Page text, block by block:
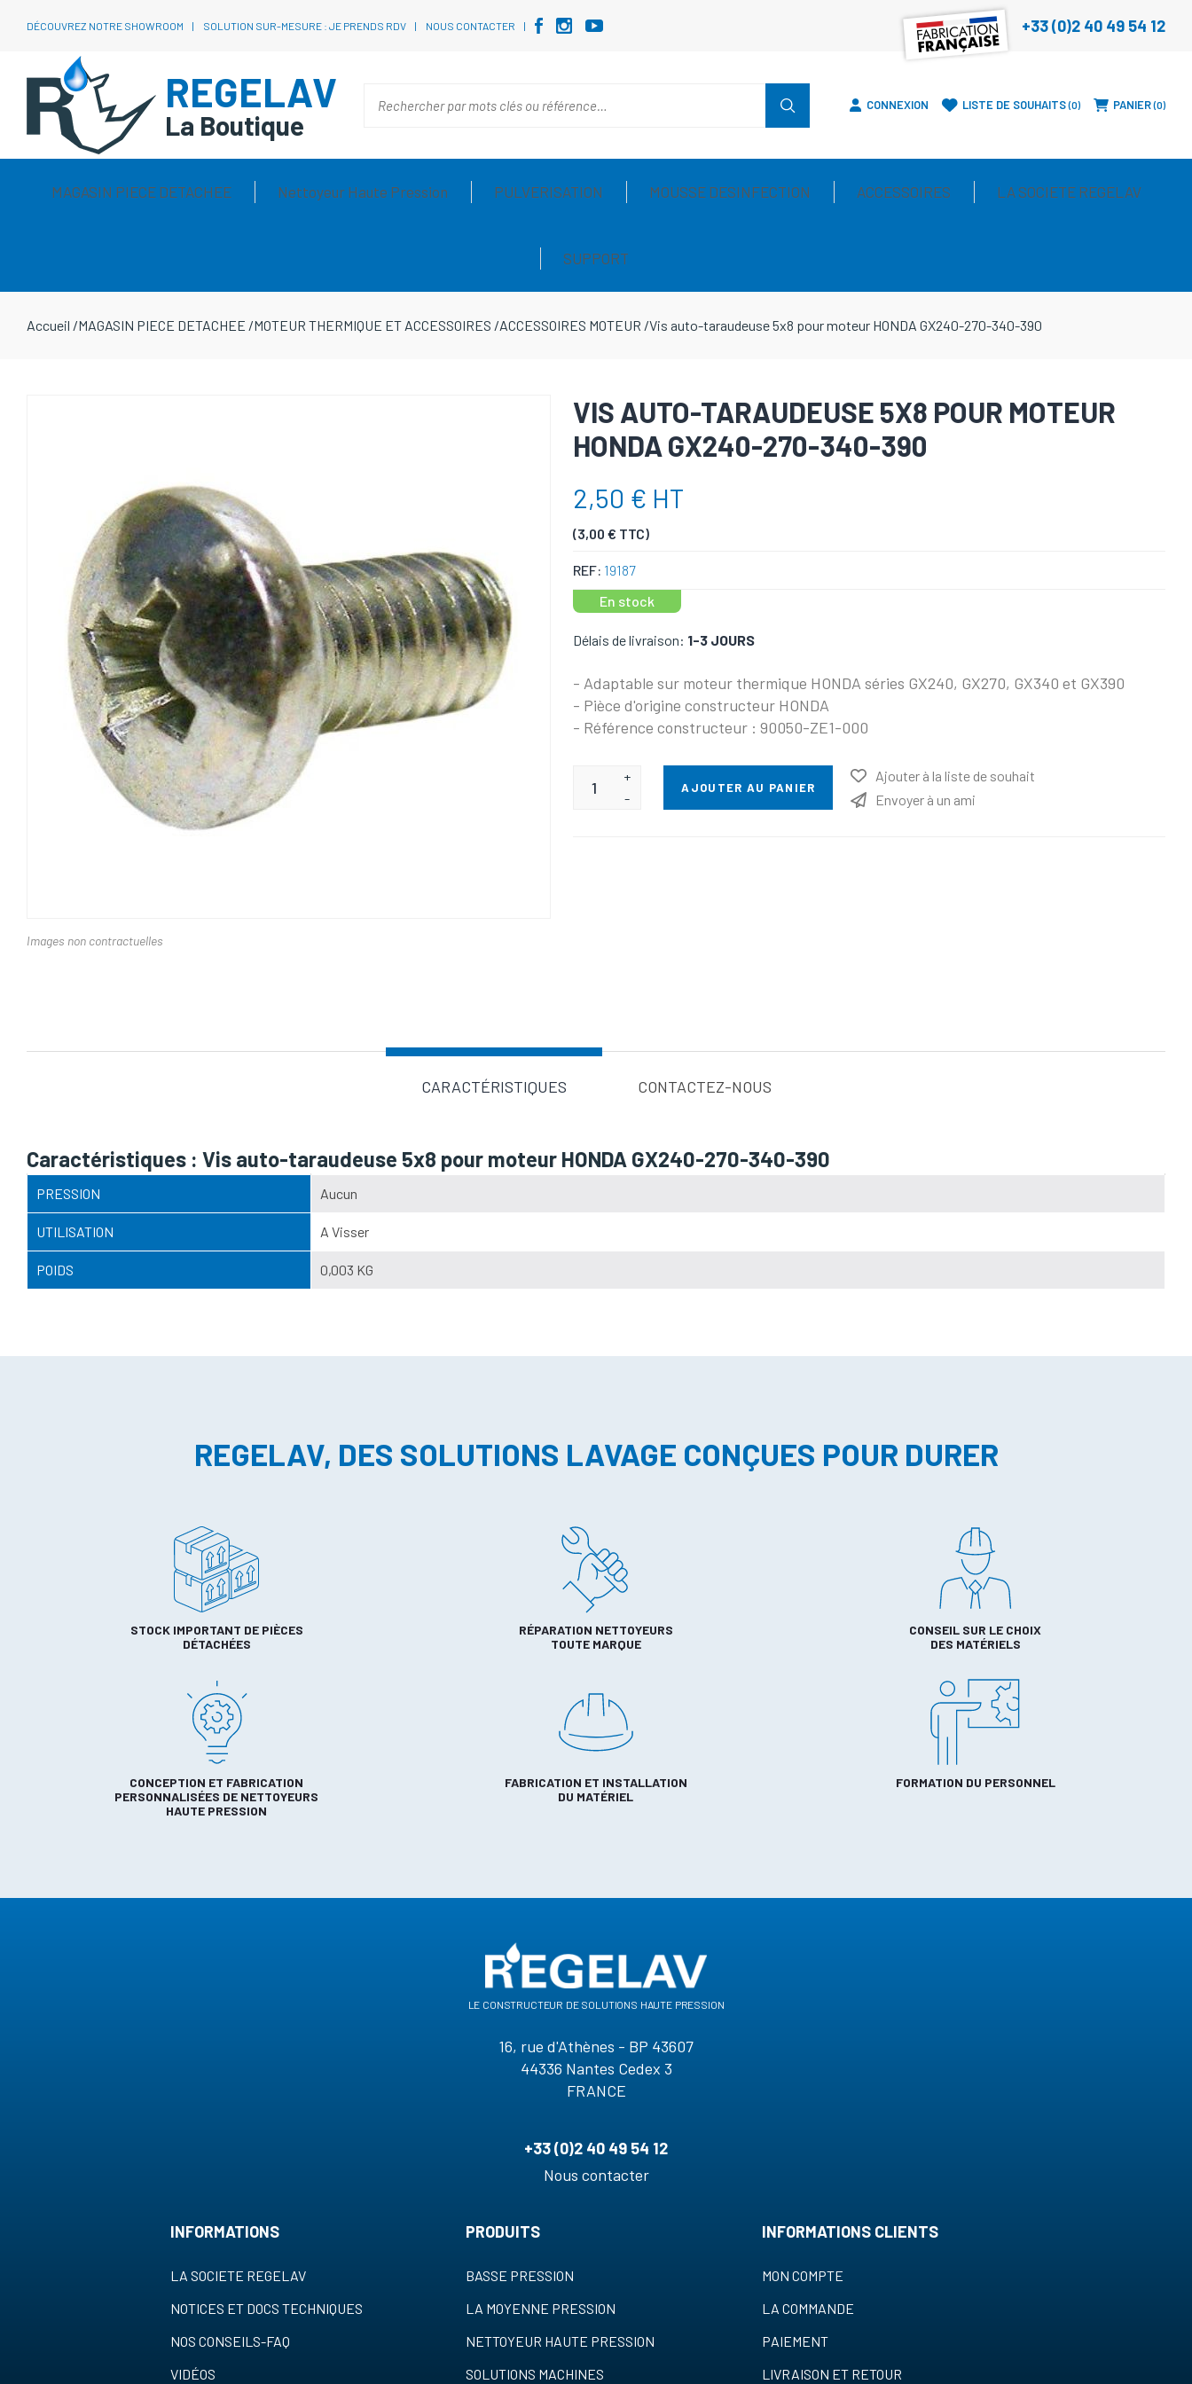
DÉCOUVREZ NOTRE SHOWROOM SOLUTION SUR-MESURE : JE PRENDS RDV NOUS CONTACTER +33 (0)2 40 49 54 12
REGELAV
La Boutique
CONNEXION LISTE DE SOUHAITS 0 PANIER 0
MAGASIN PIECE DETACHEE Nettoyeur Haute Pression PULVERISATION MOUSSE DESINFECTION ACCESSOIRES LA SOCIETE REGELAV
SUPPORT
Accueil /MAGASIN PIECE DETACHEE /MOTEUR THERMIQUE ET ACCESSOIRES /ACCESSOIRES MOTEUR /Vis auto-taraudeuse 5x8 pour moteur HONDA GX240-270-340-390
Images non contractuelles
VIS AUTO-TARAUDEUSE 5X8 POUR MOTEUR
HONDA GX240-270-340-390
2,50 € HT
(3,00 € TTC)
REF: 19187
En stock
Délais de livraison: 1-3 JOURS
- Adaptable sur moteur thermique HONDA séries GX240, GX270, GX340 et GX390
- Pièce d'origine constructeur HONDA
- Référence constructeur : 90050-ZE1-000
+
-
AJOUTER AU PANIER
Ajouter à la liste de souhait
Envoyer à un ami
CARACTÉRISTIQUES CONTACTEZ-NOUS
Caractéristiques : Vis auto-taraudeuse 5x8 pour moteur HONDA GX240-270-340-390
PRESSION Aucun
UTILISATION A Visser
POIDS 0,003 KG
REGELAV, DES SOLUTIONS LAVAGE CONÇUES POUR DURER
STOCK IMPORTANT DE PIÈCES
DÉTACHÉES
RÉPARATION NETTOYEURS
TOUTE MARQUE
CONSEIL SUR LE CHOIX
DES MATÉRIELS
CONCEPTION ET FABRICATION
PERSONNALISÉES DE NETTOYEURS
HAUTE PRESSION
FABRICATION ET INSTALLATION
DU MATÉRIEL
FORMATION DU PERSONNEL
le constructeur de solutions haute pression
16, rue d'Athènes - BP 43607
44336 Nantes Cedex 3
FRANCE
+33 (0)2 40 49 54 12
Nous contacter
INFORMATIONS
LA SOCIETE REGELAV
NOTICES ET DOCS TECHNIQUES
NOS CONSEILS-FAQ
VIDÉOS
PRODUITS
BASSE PRESSION
LA MOYENNE PRESSION
NETTOYEUR HAUTE PRESSION
SOLUTIONS MACHINES
INFORMATIONS CLIENTS
MON COMPTE
LA COMMANDE
PAIEMENT
LIVRAISON ET RETOUR